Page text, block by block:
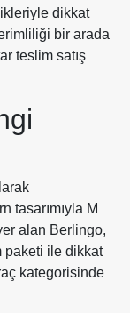
dikkat
bir arada
teslim satış
tasarımıyla M
alan Berlingo,
paketi ile dikkat
kategorisinde